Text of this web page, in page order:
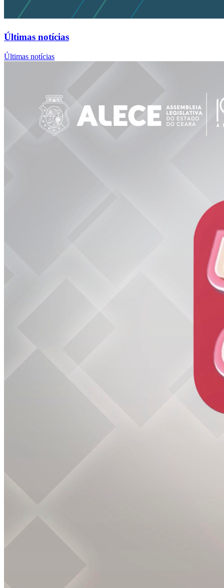
Últimas notícias
Últimas notícias